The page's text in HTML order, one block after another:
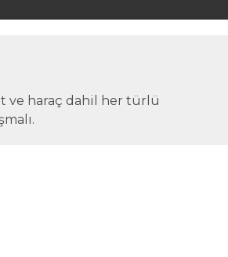
ve haraç dahil her türlü